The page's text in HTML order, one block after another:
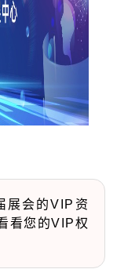
展会的VIP资
看您的VIP权